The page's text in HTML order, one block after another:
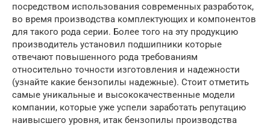
посредством использования современных разработок,
во время производства комплектующих и компонентов
для такого рода серии. Более того на эту продукцию
производитель установил подшипники которые
отвечают повышенного рода требованиям
относительно точности изготовления и надежности
(узнайте какие бензопилы надежные). Стоит отметить
самые уникальные и высококачественные модели
компании, которые уже успели заработать репутацию
наивысшего уровня, итак бензопилы производства